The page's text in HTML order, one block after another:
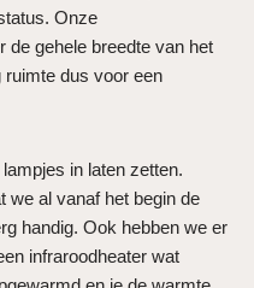
Onze
de gehele breedte van het
ruimte dus voor een
in laten zetten.
we al vanaf het begin de
handig. Ook hebben we er
infraroodheater wat